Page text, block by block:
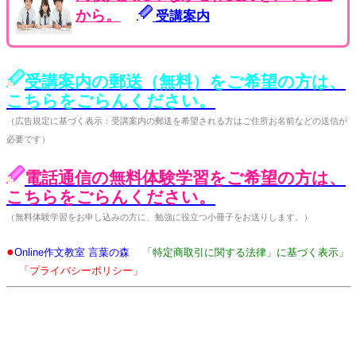
から。
受講案内
受講案内の郵送（無料）をご希望の方は、
こちらをごらんください。
（広告規定に基づく表示：受講案内の郵送を希望される方はご住所お名前などの送信が
必要です）
電話通信の無料体験学習をご希望の方は、
こちらをごらんください。
（無料体験学習をお申し込みの方に、勉強に役立つ小冊子をお送りします。）
●Online作文教室 言葉の森
「特定商取引に関する法律」に基づく表示」
「プライバシーポリシー」